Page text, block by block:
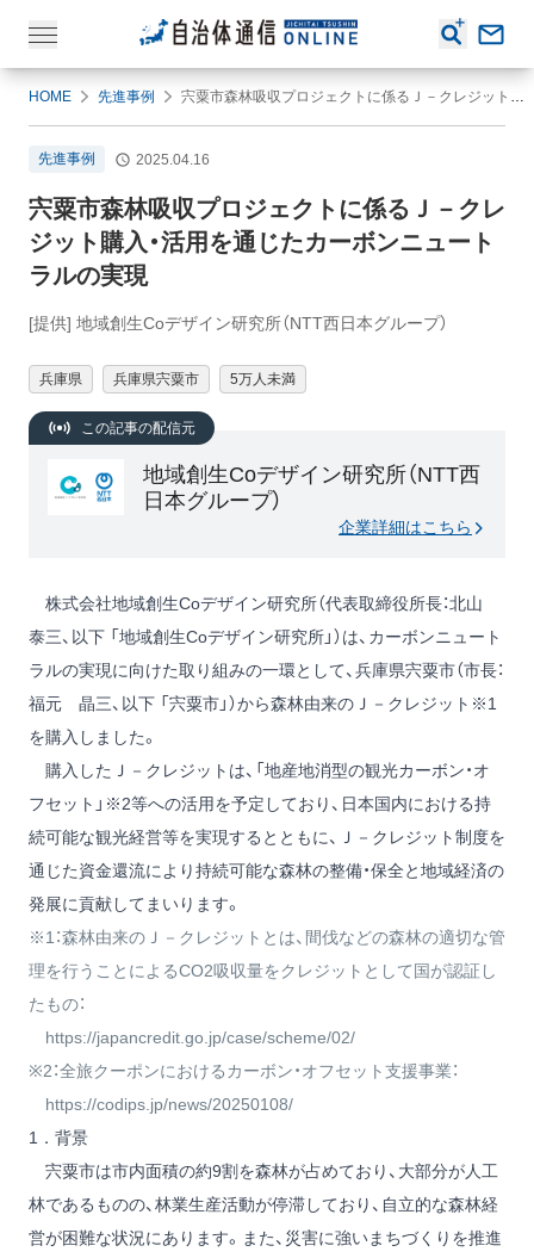
HOME 先進事例 宍粟市森林吸収プロジェクトに係るＪ－クレジット購入・活用を通じたカーボンニュートラルの実現
先進事例 2025.04.16
宍粟市森林吸収プロジェクトに係るＪ－クレ
ジット購入・活用を通じたカーボンニュート
ラルの実現
[提供] 地域創生Coデザイン研究所（NTT西日本グループ）
兵庫県 兵庫県宍粟市 5万人未満
この記事の配信元
地域創生Coデザイン研究所（NTT西
日本グループ）
企業詳細はこちら
株式会社地域創生Coデザイン研究所（代表取締役所長：北山
泰三、以下 「地域創生Coデザイン研究所」）は、カーボンニュート
ラルの実現に向けた取り組みの一環として、兵庫県宍粟市（市長：
福元 晶三、以下 「宍粟市」）から森林由来のＪ－クレジット※1
を購入しました。
購入したＪ－クレジットは、「地産地消型の観光カーボン・オ
フセット」※2等への活用を予定しており、日本国内における持
続可能な観光経営等を実現するとともに、Ｊ－クレジット制度を
通じた資金還流により持続可能な森林の整備・保全と地域経済の
発展に貢献してまいります。
※1：森林由来のＪ－クレジットとは、間伐などの森林の適切な管
理を行うことによるCO2吸収量をクレジットとして国が認証し
たもの：
https://japancredit.go.jp/case/scheme/02/
※2：全旅クーポンにおけるカーボン・オフセット支援事業：
https://codips.jp/news/20250108/
1．背景
宍粟市は市内面積の約9割を森林が占めており、大部分が人工
林であるものの、林業生産活動が停滞しており、自立的な森林経
営が困難な状況にあります。また、災害に強いまちづくりを推進